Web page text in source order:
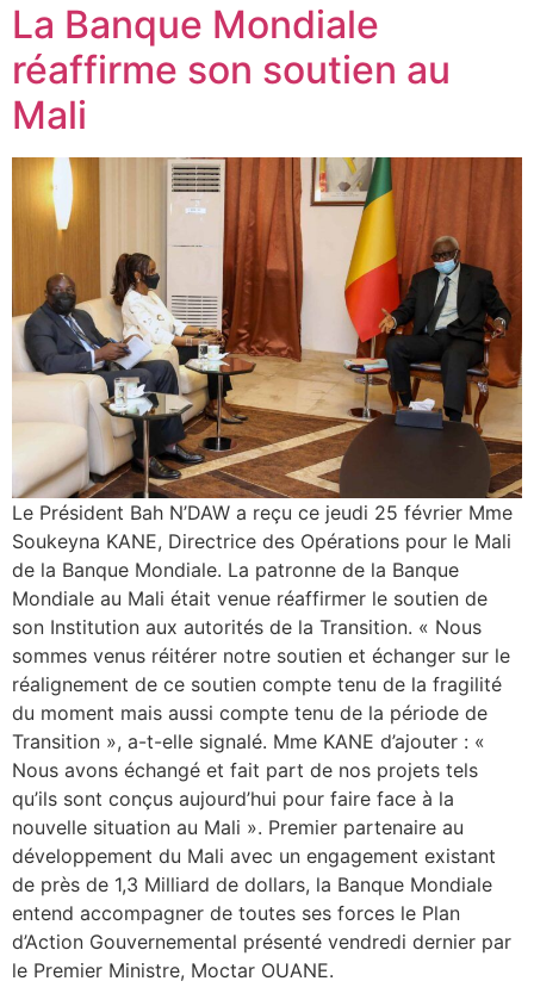
La Banque Mondiale
réaffirme son soutien au
Mali
Le Président Bah N’DAW a reçu ce jeudi 25 février Mme
Soukeyna KANE, Directrice des Opérations pour le Mali
de la Banque Mondiale. La patronne de la Banque
Mondiale au Mali était venue réaffirmer le soutien de
son Institution aux autorités de la Transition. « Nous
sommes venus réitérer notre soutien et échanger sur le
réalignement de ce soutien compte tenu de la fragilité
du moment mais aussi compte tenu de la période de
Transition », a-t-elle signalé. Mme KANE d’ajouter : «
Nous avons échangé et fait part de nos projets tels
qu’ils sont conçus aujourd’hui pour faire face à la
nouvelle situation au Mali ». Premier partenaire au
développement du Mali avec un engagement existant
de près de 1,3 Milliard de dollars, la Banque Mondiale
entend accompagner de toutes ses forces le Plan
d’Action Gouvernemental présenté vendredi dernier par
le Premier Ministre, Moctar OUANE.